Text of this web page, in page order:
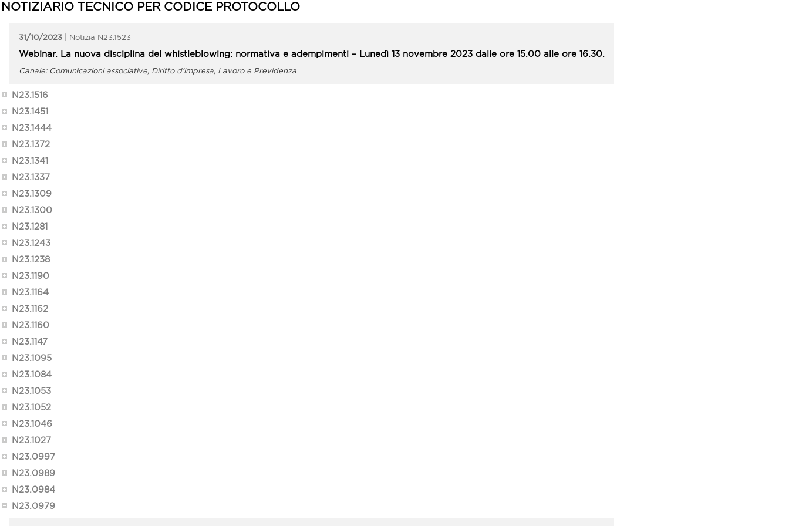
NOTIZIARIO TECNICO PER CODICE PROTOCOLLO
31/10/2023 N23.1523
Webinar. La nuova disciplina del whistleblowing: normativa e adempimenti – Lunedì 13 novembre 2023 dalle ore 15.00 alle ore 16.30.
Comunicazioni associative, Diritto d'impresa, Lavoro e Previdenza
N23.1516
N23.1451
N23.1444
N23.1372
N23.1341
N23.1337
N23.1309
N23.1300
N23.1281
N23.1243
N23.1238
N23.1190
N23.1164
N23.1162
N23.1160
N23.1147
N23.1095
N23.1084
N23.1053
N23.1052
N23.1046
N23.1027
N23.0997
N23.0989
N23.0984
N23.0979